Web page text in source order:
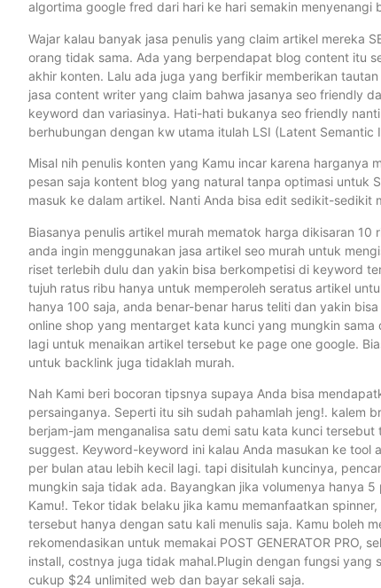
algortima google fred dari hari ke hari semakin menyenangi
Wajar kalau banyak jasa penulis yang claim artikel mereka
orang tidak sama. Ada yang berpendapat blog content itu
akhir konten. Lalu ada juga yang berfikir memberikan
jasa content writer yang claim bahwa jasanya seo friendly
keyword dan variasinya. Hati-hati bukanya seo friendly
berhubungan dengan kw utama itulah LSI (Latent
Misal nih penulis konten yang Kamu incar karena
pesan saja kontent blog yang natural tanpa optimasi untuk
masuk ke dalam artikel. Nanti Anda bisa edit sedikit-sedikit
Biasanya penulis artikel murah mematok harga dikisaran
anda ingin menggunakan jasa artikel seo murah untuk
riset terlebih dulu dan yakin bisa berkompetisi di keyword
tujuh ratus ribu hanya untuk memperoleh seratus artikel
hanya 100 saja, anda benar-benar harus teliti dan yakin
online shop yang mentarget kata kunci yang mungkin
lagi untuk menaikan artikel tersebut ke page one google.
untuk backlink juga tidaklah murah.
Nah Kami beri bocoran tipsnya supaya Anda bisa
persainganya. Seperti itu sih sudah pahamlah jeng!. kalem
berjam-jam menganalisa satu demi satu kata kunci
suggest. Keyword-keyword ini kalau Anda masukan ke
per bulan atau lebih kecil lagi. tapi disitulah kuncinya,
mungkin saja tidak ada. Bayangkan jika volumenya hanya
Kamu!. Tekor tidak belaku jika kamu memanfaatkan
tersebut hanya dengan satu kali menulis saja. Kamu boleh
rekomendasikan untuk memakai POST GENERATOR
install, costnya juga tidak mahal.Plugin dengan fungsi yang
cukup $24 unlimited web dan bayar sekali saja.